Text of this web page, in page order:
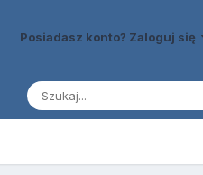
Posiadasz konto? Zaloguj się